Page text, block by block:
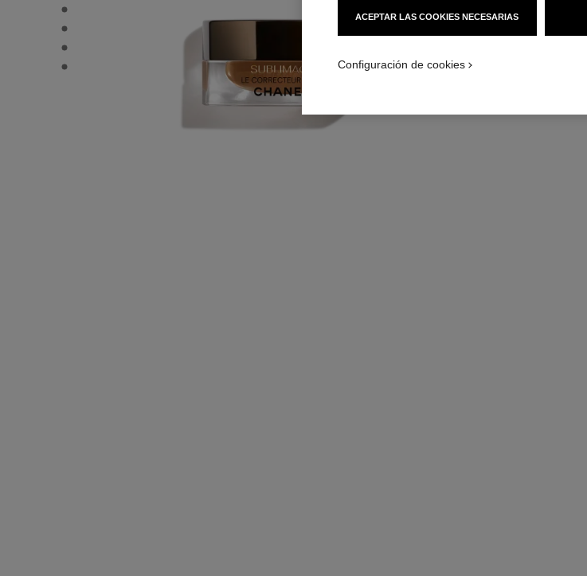
SUBLIMAGE LE CORRECTEUR YEUX - Vista alternativa 1
SUBLIMAGE LE CORRECTEUR YEUX - Vista de la textura básica
SUBLIMAGE LE CORRECTEUR YEUX - product.packShot.APPLICATION_VISUAL_1
SUBLIMAGE LE CORRECTEUR YEUX - product.packShot.APPLICATION_VISUAL_2
ACEPTAR LAS COOKIES NECESARIAS
Configuración de cookies